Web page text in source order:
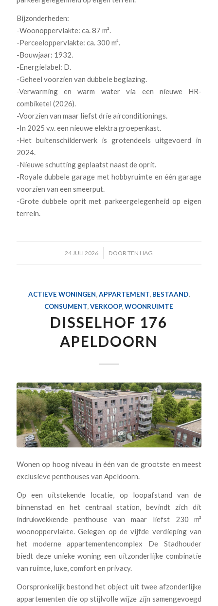
Bijzonderheden:
-Woonoppervlakte: ca. 87 m².
-Perceeloppervlakte: ca. 300 m².
-Bouwjaar: 1932.
-Energielabel: D.
-Geheel voorzien van dubbele beglazing.
-Verwarming en warm water via een nieuwe HR-
combiketel (2026).
-Voorzien van maar liefst drie airconditionings.
-In 2025 v.v. een nieuwe elektra groepenkast.
-Het buitenschilderwerk is grotendeels uitgevoerd in
2024.
-Nieuwe schutting geplaatst naast de oprit.
-Royale dubbele garage met hobbyruimte en één garage
voorzien van een smeerput.
-Grote dubbele oprit met parkeergelegenheid op eigen
terrein.
24 JULI 2026
/ DOORTEN HAG
ACTIEVE WONINGEN,APPARTEMENT, BESTAAND,
CONSUMENT,VERKOOP,WOONRUIMTE
DISSELHOF 176
APELDOORN
Wonen op hoog niveau in één van de grootste en meest
exclusieve penthouses van Apeldoorn.
Op een uitstekende locatie, op loopafstand van de
binnenstad en het centraal station, bevindt zich dit
indrukwekkende penthouse van maar liefst 230 m²
woonoppervlakte. Gelegen op de vijfde verdieping van
het moderne appartementencomplex De Stadhouder
biedt deze unieke woning een uitzonderlijke combinatie
van ruimte, luxe, comfort en privacy.
Oorspronkelijk bestond het object uit twee afzonderlijke
appartementen die op stijlvolle wijze zijn samengevoegd